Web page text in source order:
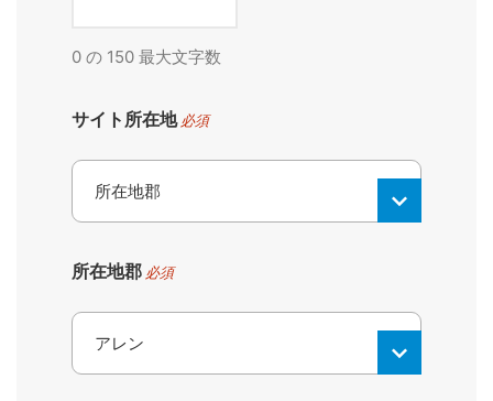
0 の 150 最大文字数
サイト所在地 必須
所在地郡 必須